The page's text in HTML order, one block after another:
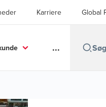
Karriere Global
...